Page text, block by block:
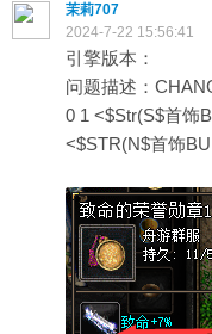
茉莉707
2024-7-22 15:56:41
引擎版本：
问题描述：
0 1 <$Str(S$首饰
<$STR(N$首饰